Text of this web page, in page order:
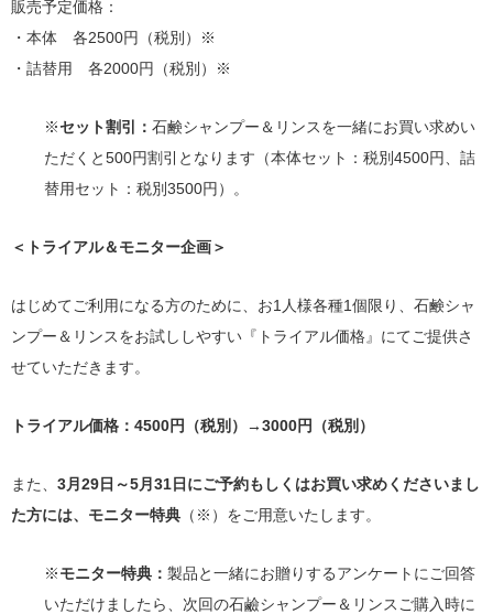
販売予定価格：
・本体 各2500円（税別）※
・詰替用 各2000円（税別）※
※セット割引： 石鹸シャンプー＆リンスを一緒にお買い求めい
ただくと500円割引となります（本体セット：税別4500円、詰
替用セット：税別3500円）。
＜トライアル＆モニター企画＞
はじめてご利用になる方のために、お1人様各種1個限り、石鹸シャ
ンプー＆リンスをお試ししやすい『トライアル価格』にてご提供さ
せていただきます。
トライアル価格：4500円（税別）→3000円（税別）
また、 3月29日～5月31日にご予約もしくはお買い求めくださいまし
た方には、モニター特典 （※）をご用意いたします。
※モニター特典： 製品と一緒にお贈りするアンケートにご回答
いただけましたら、次回の石鹼シャンプー＆リンスご購入時に